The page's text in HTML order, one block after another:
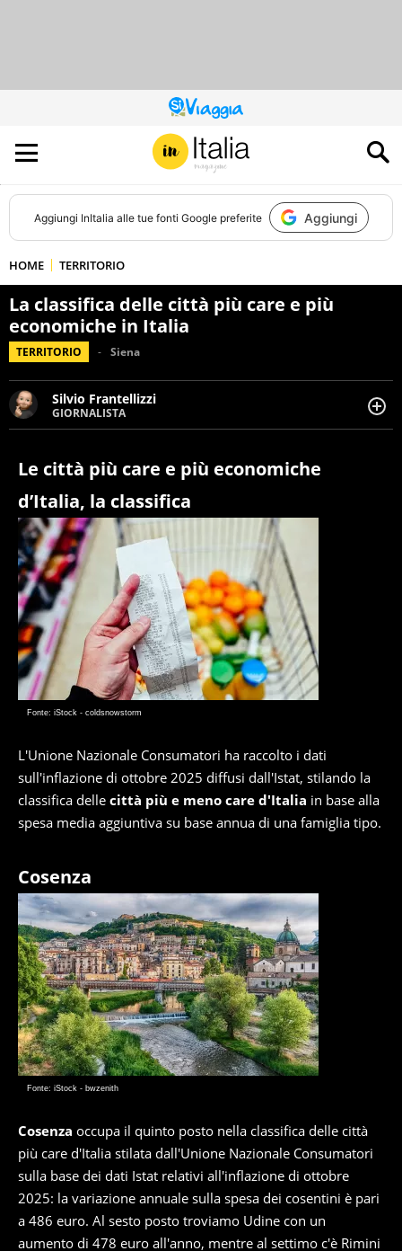
QUESTO
SITO
CONTRIBUISCE
ALL’AUDIENCE
DI
Aggiungi InItalia alle tue fonti Google preferite Aggiungi
HOME TERRITORIO
La classifica delle città più care e più
economiche in Italia
TERRITORIO Siena
Silvio Frantellizzi
GIORNALISTA
Giornalista pubblicista. Da oltre dieci anni si occupa di
cronaca, motori, spettacolo e videogame.
Le città più care e più economiche
d’Italia, la classifica
Fonte: iStock - coldsnowstorm
L'Unione Nazionale Consumatori ha raccolto i dati
sull'inflazione di ottobre 2025 diffusi dall'Istat, stilando la
classifica delle città più e meno care d'Italia in base alla
spesa media aggiuntiva su base annua di una famiglia tipo.
Cosenza
Fonte: iStock - bwzenith
Cosenza occupa il quinto posto nella classifica delle città
più care d'Italia stilata dall'Unione Nazionale Consumatori
sulla base dei dati Istat relativi all'inflazione di ottobre
2025: la variazione annuale sulla spesa dei cosentini è pari
a 486 euro. Al sesto posto troviamo Udine con un
aumento di 478 euro all'anno, mentre al settimo c'è Rimini